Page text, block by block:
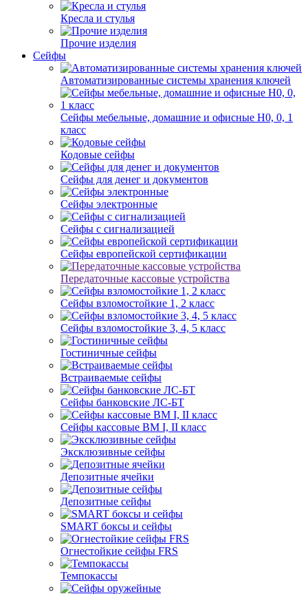
Кресла и стулья
Прочие изделия
Сейфы
Автоматизированные системы хранения ключей
Сейфы мебельные, домашние и офисные Н0, 0, 1
класс
Кодовые сейфы
Сейфы для денег и документов
Сейфы электронные
Сейфы с сигнализацией
Сейфы европейской сертификации
Передаточные кассовые устройства
Сейфы взломостойкие 1, 2 класс
Сейфы взломостойкие 3, 4, 5 класс
Гостиничные сейфы
Встраиваемые сейфы
Сейфы банковские ЛС-БТ
Сейфы кассовые ВМ I, II класс
Эксклюзивные сейфы
Депозитные ячейки
Депозитные сейфы
SMART боксы и сейфы
Огнестойкие сейфы FRS
Темпокассы